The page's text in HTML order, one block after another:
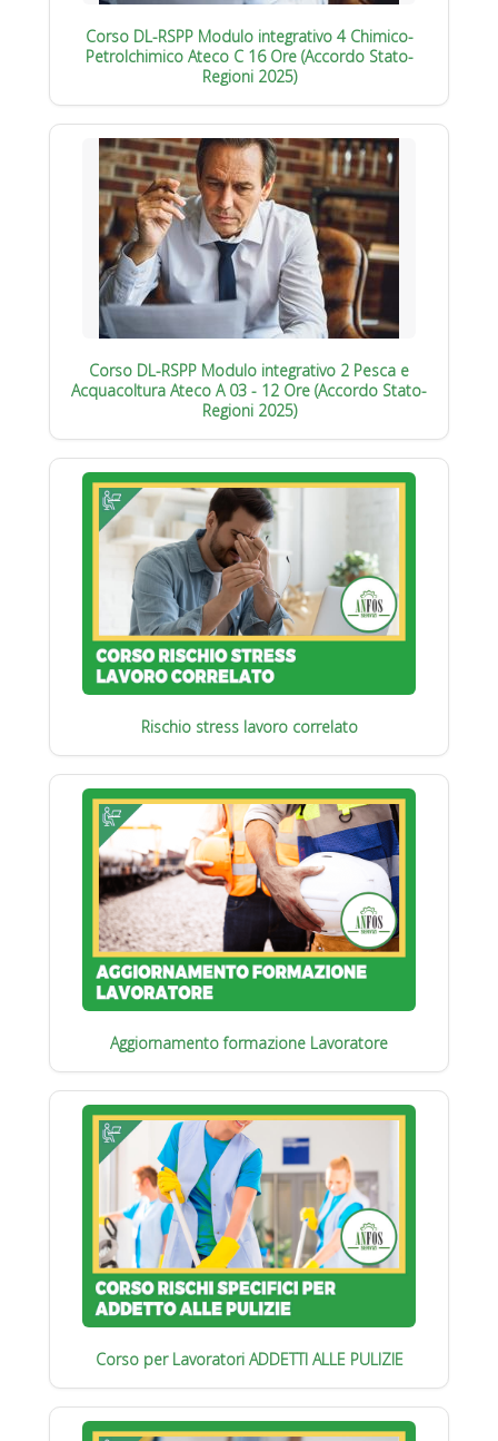
Corso DL-RSPP Modulo integrativo 4 Chimico-
Petrolchimico Ateco C 16 Ore (Accordo Stato-
Regioni 2025)
Corso DL-RSPP Modulo integrativo 2 Pesca e
Acquacoltura Ateco A 03 - 12 Ore (Accordo Stato-
Regioni 2025)
Rischio stress lavoro correlato
Aggiornamento formazione Lavoratore
Corso per Lavoratori ADDETTI ALLE PULIZIE